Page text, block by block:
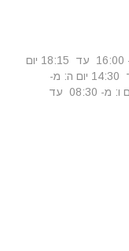
יום א: סגור יום ב: מ- 08:30 עד 13:00 , מ- 16:00 עד 18:15 יום
ג: מ- 08:30 עד 14:30 יום ד: מ- 08:30 עד 14:30 יום ה: מ-
08:30 עד 13:00 , מ- 16:00 עד 18:15 יום ו: מ- 08:30 עד